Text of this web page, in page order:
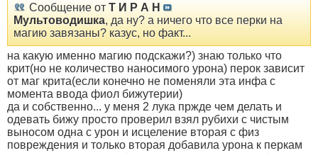
Сообщение от Т И Р А Н
Мультоводишка, да ну? а ничего что все перки на
магию завязаны? казус, но факт...
на какую именно магию подскажи?) знаю только что
крит(но не количество наносимого урона) перок зависит
от маг крита(если конечно не поменяли эта инфа с
момента ввода фиол бижутерии)
да и собственно... у меня 2 лука пржде чем делать и
одевать бижу просто проверил взял рубихи с чистым
выносом одна с урон и исцеление вторая с физ
повреждения и только вторая добавила урона к перкам